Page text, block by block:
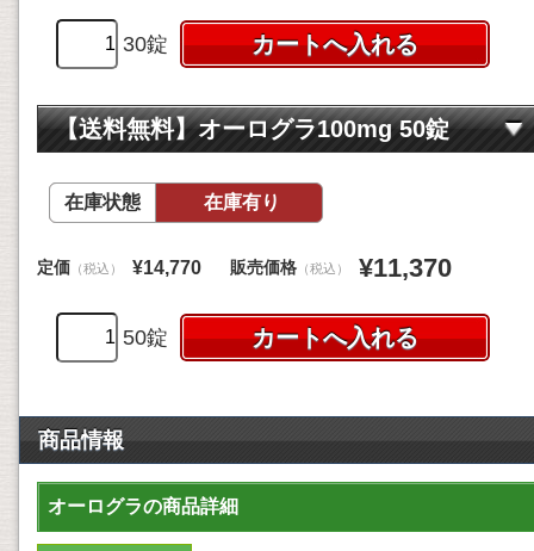
30錠
【送料無料】オーログラ100mg 50錠
在庫状態 在庫有り
定価 （税込） ¥14,770 販売価格 （税込） ¥11,370
50錠
商品情報
オーログラの商品詳細